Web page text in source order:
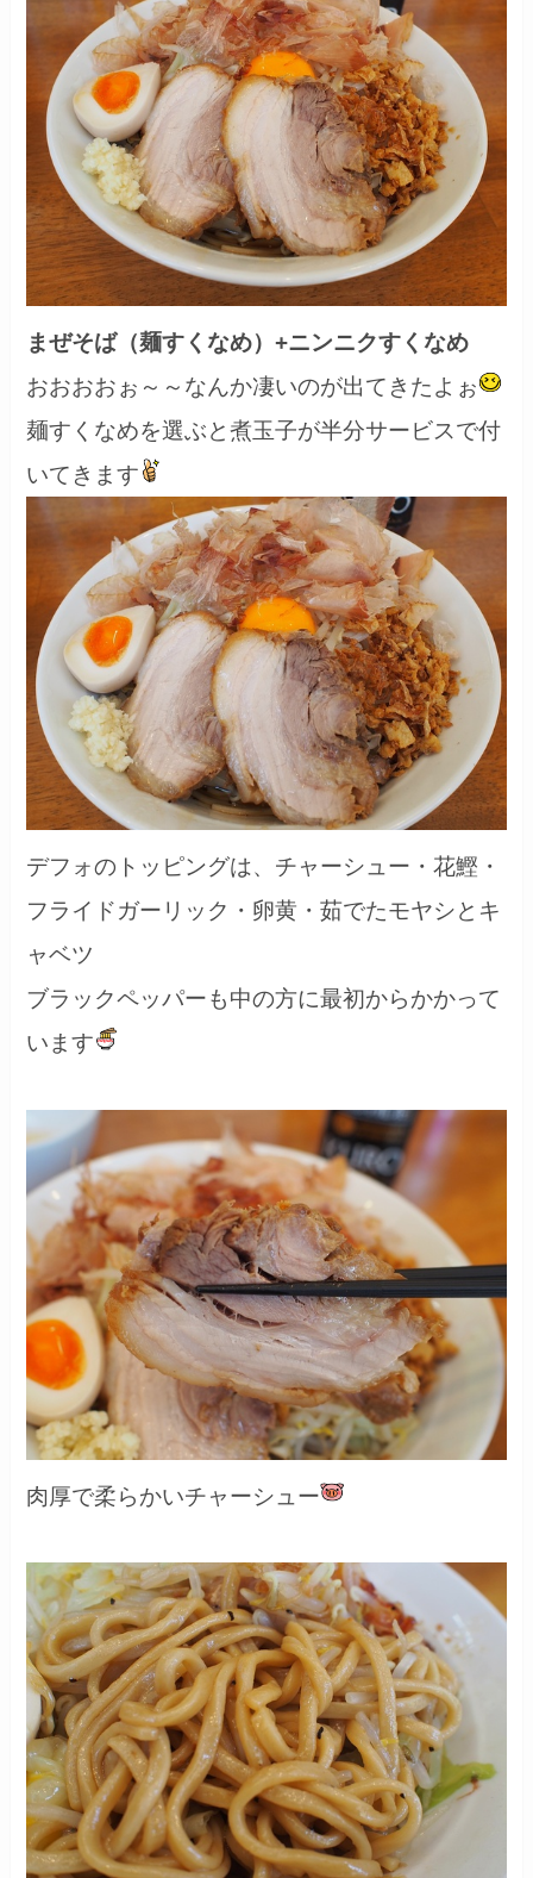
まぜそば（麺すくなめ）+ニンニクすくなめ
おおおおぉ～～なんか凄いのが出てきたよぉ
麺すくなめを選ぶと煮玉子が半分サービスで付
いてきます
デフォのトッピングは、チャーシュー・花鰹・
フライドガーリック・卵黄・茹でたモヤシとキ
ャベツ
ブラックペッパーも中の方に最初からかかって
います
肉厚で柔らかいチャーシュー